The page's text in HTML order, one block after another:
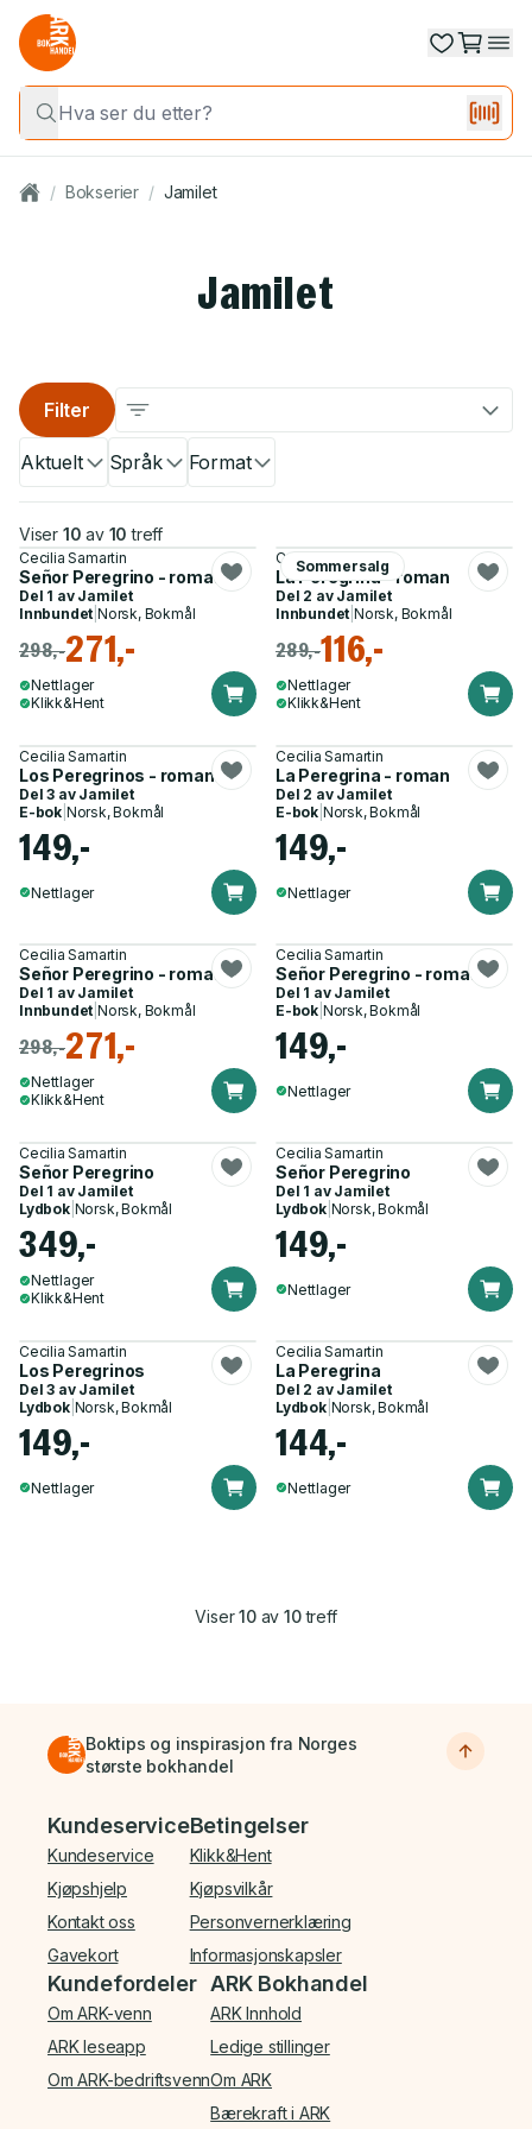
/ Bokserier / Jamilet
Jamilet
Aktuelt Språk Format
Filter
Viser 10 av 10 treff
Cecilia Samartin
Señor Peregrino - roman
Del 1 av Jamilet
Innbundet |Norsk, Bokmål
298,-271,-
Nettlager
Klikk&Hent
Sommersalg
Cecilia Samartin
La Peregrina - roman
Del 2 av Jamilet
Innbundet |Norsk, Bokmål
289,-116,-
Nettlager
Klikk&Hent
Cecilia Samartin
Los Peregrinos - roman
Del 3 av Jamilet
E-bok Norsk, Bokmål
149,-
Nettlager
Cecilia Samartin
La Peregrina - roman
Del 2 av Jamilet
E-bok Norsk, Bokmål
149,-
Nettlager
Cecilia Samartin
Señor Peregrino - roman
Del 1 av Jamilet
Innbundet |Norsk, Bokmål
298,-271,-
Nettlager
Klikk&Hent
Cecilia Samartin
Señor Peregrino - roman
Del 1 av Jamilet
E-bok Norsk, Bokmål
149,-
Nettlager
Cecilia Samartin
Señor Peregrino
Del 1 av Jamilet
Lydbok| Norsk, Bokmål
349,-
Nettlager
Klikk&Hent
Cecilia Samartin
Señor Peregrino
Del 1 av Jamilet
Lydbok| Norsk, Bokmål
149,-
Nettlager
Cecilia Samartin
Los Peregrinos
Del 3 av Jamilet
Lydbok| Norsk, Bokmål
149,-
Nettlager
Cecilia Samartin
La Peregrina
Del 2 av Jamilet
Lydbok| Norsk, Bokmål
144,-
Nettlager
Viser10av 10treff
Boktips og inspirasjon fra Norges
største bokhandel
Bunnmeny
Kundeservice
Kundeservice
Kjøpshjelp
Kontakt oss
Gavekort
Betingelser
Klikk&Hent
Kjøpsvilkår
Personvernerklæring
Informasjonskapsler
Kundefordeler
Om ARK-venn
ARK leseapp
Om ARK-bedriftsvenn
ARK Bokhandel
ARK Innhold
Ledige stillinger
Om ARK
Bærekraft i ARK